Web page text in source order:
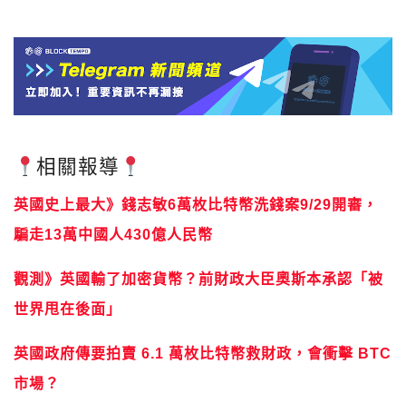
相關報導
英國史上最大》錢志敏6萬枚比特幣洗錢案9/29開審，
騙走13萬中國人430億人民幣
觀測》英國輸了加密貨幣？前財政大臣奧斯本承認「被
世界甩在後面」
英國政府傳要拍賣 6.1 萬枚比特幣救財政，會衝擊 BTC
市場？